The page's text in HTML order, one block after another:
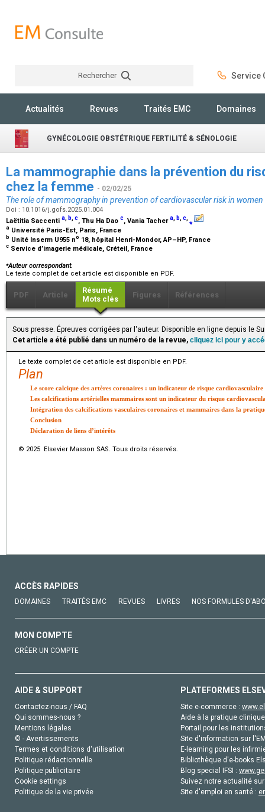
Rechercher Service
Actualités Revues Traités EMC Domaines
GYNÉCOLOGIE OBSTÉTRIQUE FERTILITÉ & SÉNOLOGIE
La mammographie dans la prévention du
chez la femme - 02/02/25
The role of mammography in prevention of cardiovascular risk in women
Doi : 10.1016/j.gofs.2025.01.004
Laëtitia Saccenti a, b,c, Thu Ha Dao c, Vania Tachera, b,c,⁎
a Université Paris-Est, Paris, France
b Unité Inserm U955 no 18, hôpital Henri-Mondor, AP–HP, France
c Service d’imagerie médicale, Créteil, France
⁎Auteur correspondant.
Le texte complet de cet article est disponible en PDF.
PDF Article
Résumé
Mots clés
Figures Références
Sous presse. Épreuves corrigées par l'auteur. Disponible en ligne depuis le
Cet article a été publié dans un numéro de la revue, cliquez ici pour y
Le texte complet de cet article est disponible en PDF.
Plan
Le score calcique des artères coronaires : un indicateur de risque cardiovasculaire
Les calcifications artérielles mammaires sont un indicateur du risque
Intégration des calcifications vasculaires coronaires et mammaires dans la
Conclusion
Déclaration de liens d’intérêts
© 2025 Elsevier Masson SAS. Tous droits réservés.
ACCÈS RAPIDES
DOMAINES TRAITÉS EMC REVUES LIVRES NOS FORMULES
MON COMPTE
CRÉER UN COMPTE
AIDE & SUPPORT
Contactez-nous / FAQ
Qui sommes-nous ?
Mentions légales
© - Avertissements
Termes et conditions d'utilisation
Politique rédactionnelle
Politique publicitaire
Cookie settings
Politique de la vie privée
PLATEFORMES
Site e-commerce :
Aide à la pratique
Portail pour les
Site d'information sur
E-learning pour les
Bibliothèque d'e-books
Blog special IFSI :
Suivez notre actualité
Site d'emploi en santé :